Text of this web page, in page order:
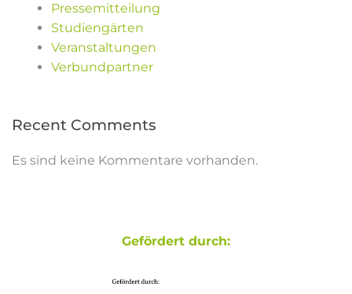
Pressemitteilung
Studiengärten
Veranstaltungen
Verbundpartner
Recent Comments
Es sind keine Kommentare vorhanden.
Gefördert durch: